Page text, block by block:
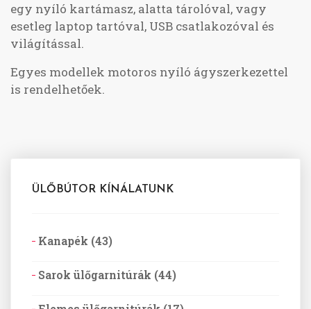
egy nyíló kartámasz, alatta tárolóval, vagy
esetleg laptop tartóval, USB csatlakozóval és
világítással.
Egyes modellek motoros nyíló ágyszerkezettel
is rendelhetőek.
ÜLŐBÚTOR KÍNÁLATUNK
Kanapék (43)
Sarok ülőgarnitúrák (44)